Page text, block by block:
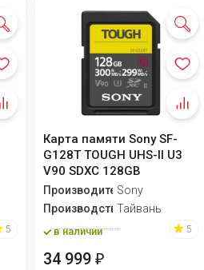
5
Карта памяти Sony SF-
G128T TOUGH UHS-II U3
V90 SDXC 128GB
ПроизводительSony
ПроизводствоТайвань
в наличии 5
34 999₽